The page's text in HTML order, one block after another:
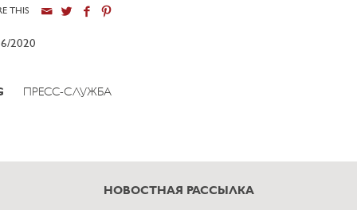
THIS
2020
ПРЕСС-СЛУЖБА
НОВОСТНАЯ РАССЫЛКА